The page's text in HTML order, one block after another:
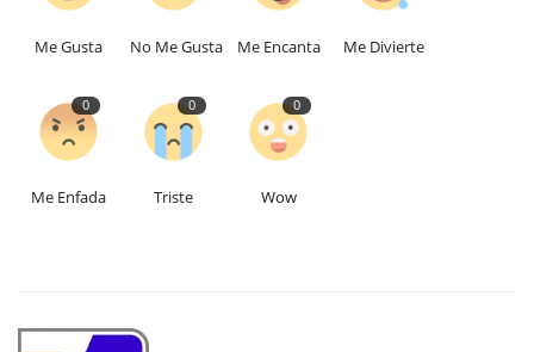
Me Gusta No Me Gusta Me Encanta Me Divierte
0
Me Enfada
0
Triste
0
Wow